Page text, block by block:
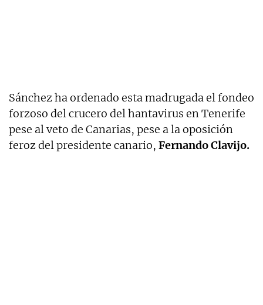
Sánchez ha ordenado esta madrugada el fondeo
forzoso del crucero del hantavirus en Tenerife
pese al veto de Canarias, pese a la oposición
feroz del presidente canario, Fernando Clavijo.